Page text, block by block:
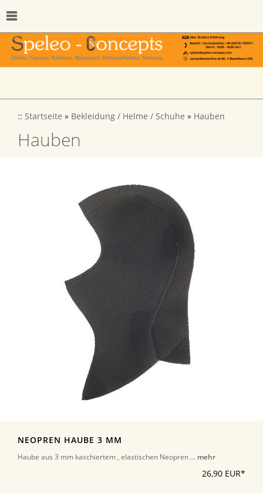
:: Startseite » Bekleidung / Helme / Schuhe » Hauben
Hauben
NEOPREN HAUBE 3 MM
Haube aus 3 mm kaschiertem , elastischen Neopren ... mehr
26,90 EUR*